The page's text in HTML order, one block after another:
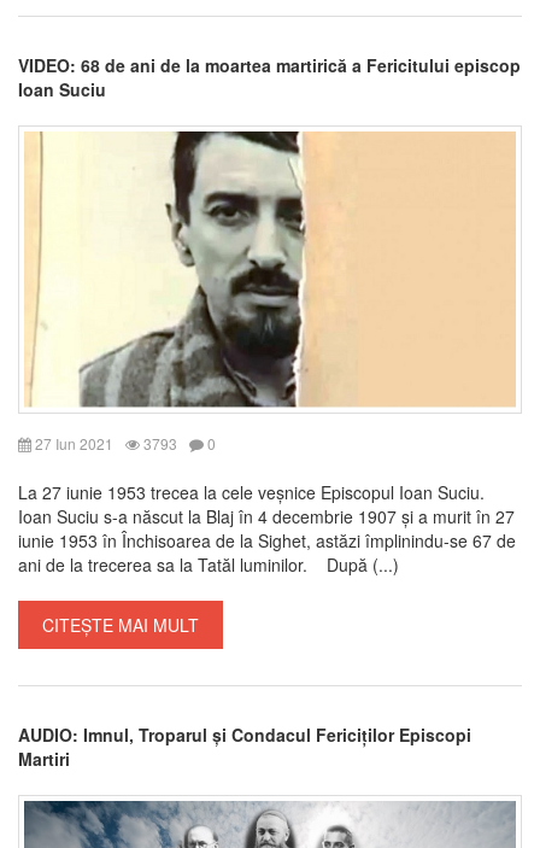
VIDEO: 68 de ani de la moartea martirică a Fericitului episcop
Ioan Suciu
27 Iun 2021 3793 0
La 27 iunie 1953 trecea la cele veșnice Episcopul Ioan Suciu.
Ioan Suciu s-a născut la Blaj în 4 decembrie 1907 și a murit în 27
iunie 1953 în Închisoarea de la Sighet, astăzi împlinindu-se 67 de
ani de la trecerea sa la Tatăl luminilor. După (...)
CITEȘTE MAI MULT
AUDIO: Imnul, Troparul și Condacul Fericiților Episcopi
Martiri